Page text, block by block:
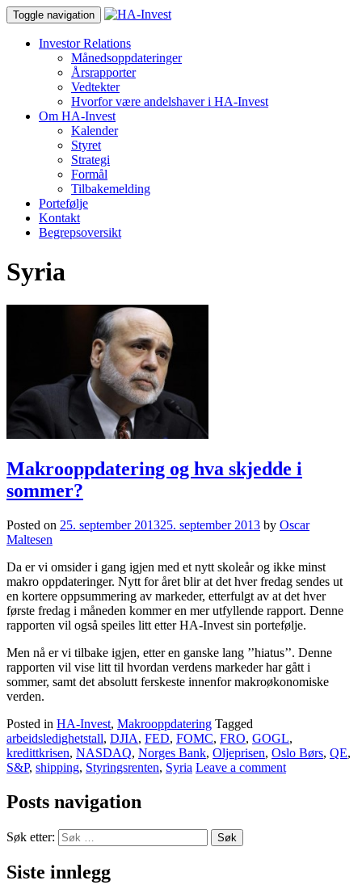
Toggle navigation
Investor Relations
Månedsoppdateringer
Årsrapporter
Vedtekter
Hvorfor være andelshaver i HA-Invest
Om HA-Invest
Kalender
Styret
Strategi
Formål
Tilbakemelding
Portefølje
Kontakt
Begrepsoversikt
Syria
Makrooppdatering og hva skjedde i
sommer?
Posted on 25. september 201325. september 2013 by Oscar
Maltesen
Da er vi omsider i gang igjen med et nytt skoleår og ikke minst
makro oppdateringer. Nytt for året blir at det hver fredag sendes ut
en kortere oppsummering av markeder, etterfulgt av at det hver
første fredag i måneden kommer en mer utfyllende rapport. Denne
rapporten vil også speiles litt etter HA-Invest sin portefølje.
Men nå er vi tilbake igjen, etter en ganske lang ’’hiatus’’. Denne
rapporten vil vise litt til hvordan verdens markeder har gått i
sommer, samt det absolutt ferskeste innenfor makroøkonomiske
verden.
Posted in HA-Invest, Makrooppdatering Tagged
arbeidsledighetstall, DJIA, FED, FOMC, FRO, GOGL,
kredittkrisen, NASDAQ, Norges Bank, Oljeprisen, Oslo Børs, QE,
S&P, shipping, Styringsrenten, Syria Leave a comment
Posts navigation
Søk etter:
Siste innlegg